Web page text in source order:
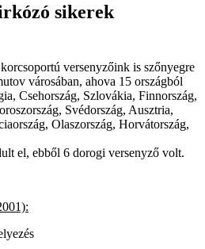
sikerek
versenyzőink is szőnyegre
városában, ahova 15 országból
Csehország, Szlovákia, Finnország,
Svédország, Ausztria,
Olaszország, Horvátország,
el, ebből 6 dorogi versenyző volt.